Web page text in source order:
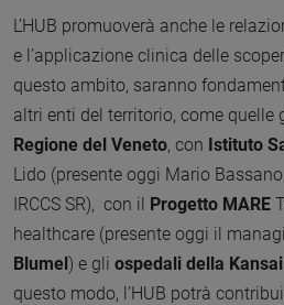
L’HUB promuoverà anche le
e l’applicazione clinica delle
questo ambito, saranno
altri enti del territorio, come quelle
Regione del Veneto, con Istituto
Lido (presente oggi Mario
IRCCS SR), con il Progetto MARE
healthcare (presente oggi il
Blumel) e gli ospedali della
questo modo, l’HUB potrà